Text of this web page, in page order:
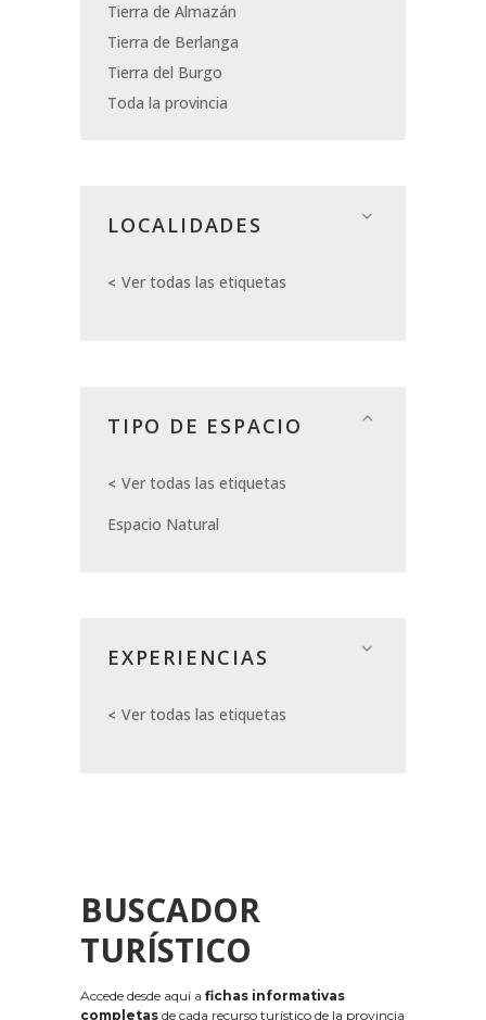
Tierra de Almazán
Tierra de Berlanga
Tierra del Burgo
Toda la provincia
LOCALIDADES
Ver todas las etiquetas
TIPO DE ESPACIO
Ver todas las etiquetas
Espacio Natural
EXPERIENCIAS
Ver todas las etiquetas
BUSCADOR
TURÍSTICO
Accede desde aquí a fichas informativas
completas de cada recurso turístico de la provincia